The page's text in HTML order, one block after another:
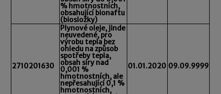
% hmotnostních,
obsahující bionaftu
(biosložky)
2710201630
Plynové oleje, jinde
neuvedené, pro
výrobu tepla bez
ohledu na způsob
spotřeby tepla,
obsah síry nad
0,001 %
hmotnostních, ale
nepřesahující 0,1 %
hmotnostních,
01.01.2020 09.09.9999